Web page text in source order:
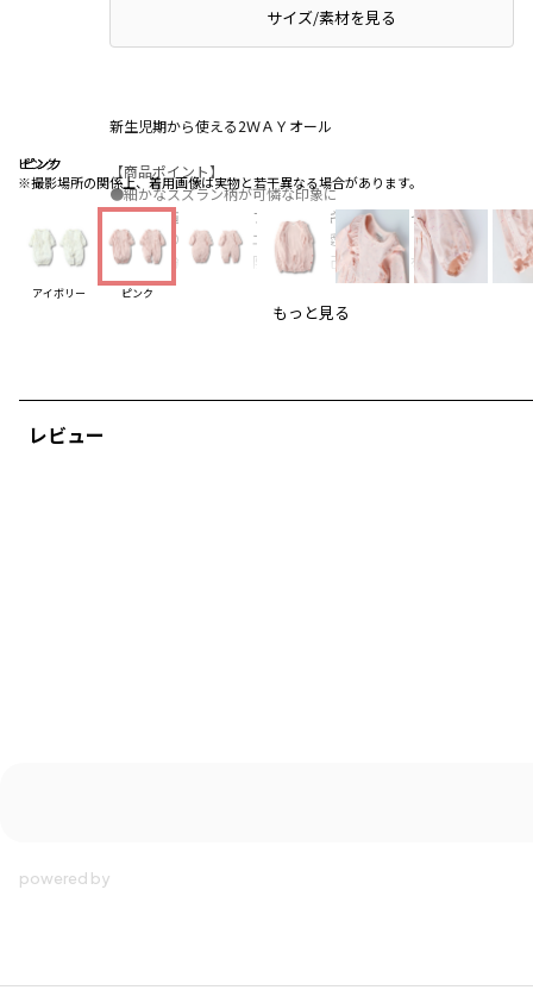
ピンク
※撮影場所の関係上、着用画像は実物と若干異なる場合があります。
ピンク
ピンク
アイボリー ピンク
レビュー
サイズ/素材を見る
新生児期から使える2ＷＡＹオール
【商品ポイント】
●細かなスズラン柄が可憐な印象に
●肩から胸にかけてのフリルと、ギャザーをたっぷり寄せ
ふんわりとしたシルエットが可愛い1枚
●股股部分は掛け違い防止の為、配色スナップを
使用しています
●新生児から生後6か月頃まで長く着用できます。
●同じ素材を使用したスタイもご用意しておりますので、
もっと見る